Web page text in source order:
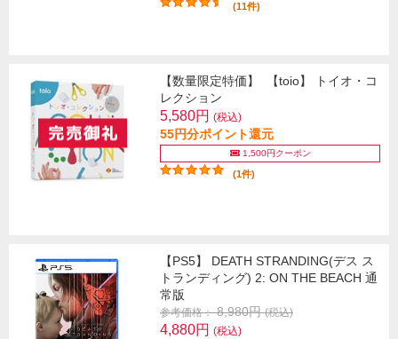
(11件)
【数量限定特価】
【toio】 トイオ・コ
レクション
5,580円 (税込)
55円分ポイント還元
1,500円クーポン
(1件)
【PS5】 DEATH STRANDING(デス ス
トランディング) 2: ON THE BEACH 通
常版
参考価格： 8,980円(税込)
4,880円 (税込)